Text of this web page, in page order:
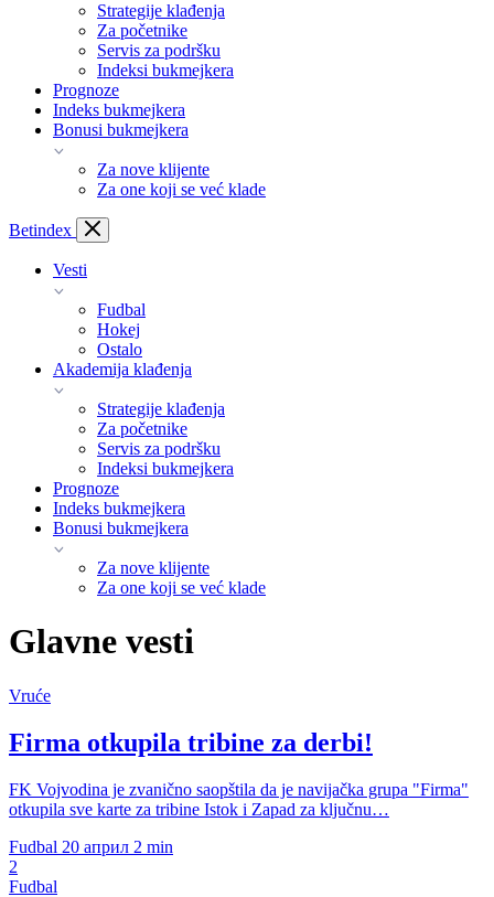
Strategije klađenja
Za početnike
Servis za podršku
Indeksi bukmejkera
Prognoze
Indeks bukmejkera
Bonusi bukmejkera
Za nove klijente
Za one koji se već klade
Betindex
Vesti
Fudbal
Hokej
Ostalo
Akademija klađenja
Strategije klađenja
Za početnike
Servis za podršku
Indeksi bukmejkera
Prognoze
Indeks bukmejkera
Bonusi bukmejkera
Za nove klijente
Za one koji se već klade
Glavne vesti
Vruće
Firma otkupila tribine za derbi!
FK Vojvodina je zvanično saopštila da je navijačka grupa "Firma"
otkupila sve karte za tribine Istok i Zapad za ključnu…
Fudbal 20 април 2 min
2
Fudbal